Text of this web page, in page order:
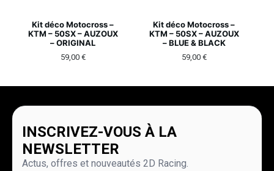
Kit déco Motocross –
KTM – 50SX – AUZOUX
– ORIGINAL
59,00 €
Kit déco Motocross –
KTM – 50SX – AUZOUX
– BLUE & BLACK
59,00 €
INSCRIVEZ-VOUS À LA
NEWSLETTER
Actus, offres et nouveautés 2D Racing.